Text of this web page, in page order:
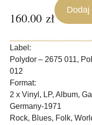
160.00 zł
Dodaj
Label:
Polydor – 2675 011,
012
Format:
2 x Vinyl, LP, Album,
Germany-1971
Rock, Blues, Folk,